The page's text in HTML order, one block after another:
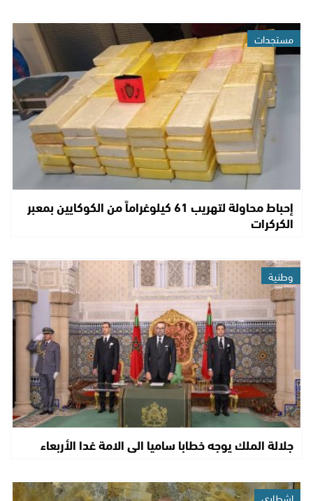
مستجدات
إحباط محاولة لتهريب 61 كيلوغراماً من الكوكايين بمعبر
الكركرات
وطنية
جلالة الملك يوجه خطابا ساميا الى الامة غدا الأربعاء